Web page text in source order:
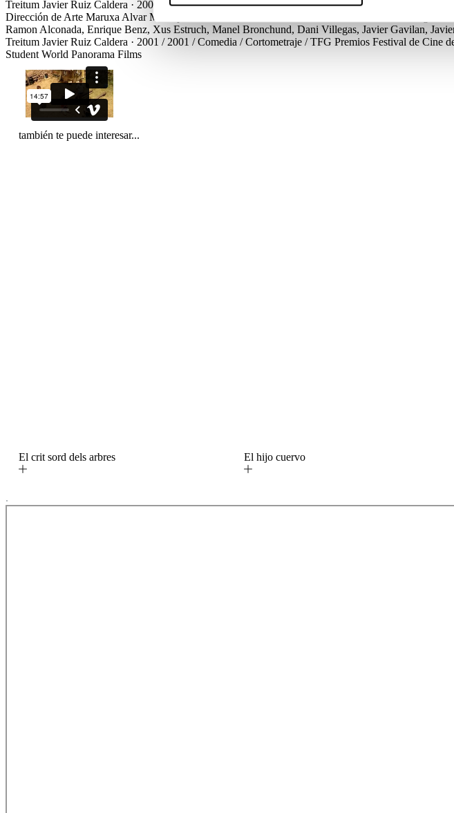
Treitum Javier Ruiz Caldera · 2001 / 2001 / Comedia / Cortometraje / TFGCréditos
Dirección de Arte Maruxa Alvar Montaje
Ramon Alconada, Enrique Benz, Xus Estruch, Manel Bronchund, Dani Villegas, Javier Gavilan,
Treitum Javier Ruiz Caldera · 2001 / 2001 / Comedia / Cortometraje / TFG Premios Festival de Cine
Student World Panorama Films
también te puede interesar...
El crit sord dels arbres El hijo cuervo